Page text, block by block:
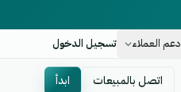
دعم العملاء تسجيل الدخول
اتصل بالمبيعات ابدأ